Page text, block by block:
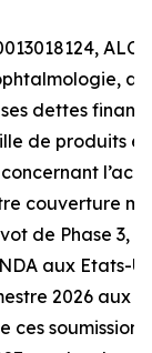
dettes
de produits
couverture
de Phase 3,
aux Etats-
2026 aux
ces